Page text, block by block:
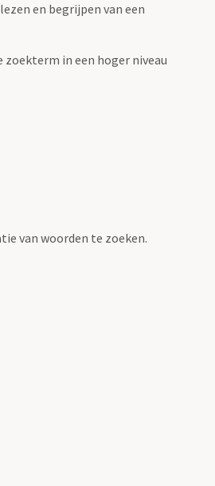
en begrijpen van een
zoekterm in een hoger niveau
van woorden te zoeken.